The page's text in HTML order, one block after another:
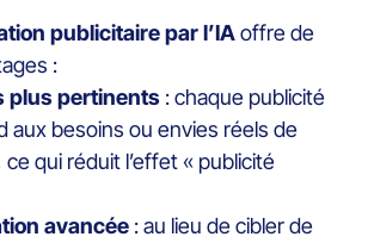
publicitaire par l’IAoffre de
:
plus pertinents : chaque publicité
aux besoins ou envies réels de
ce qui réduit l’effet « publicité
avancée : au lieu de cibler de